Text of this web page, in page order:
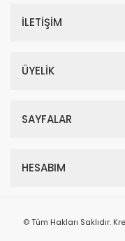
İLETİŞİM
ÜYELİK
SAYFALAR
HESABIM
© Tüm Hakları Saklıdır.